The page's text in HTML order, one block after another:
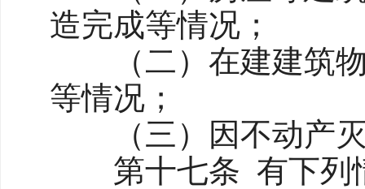
造完成等情况；
（二）在建建筑物
等情况；
（三）因不动产灭
第十七条 有下列情